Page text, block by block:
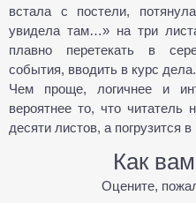
встала с постели,
увидела там…» на три
плавно перетекать в
события, вводить в курс дела.
Чем проще, логичнее и
вероятнее то, что читатель
десяти листов, а погрузится
Как
Оцените,